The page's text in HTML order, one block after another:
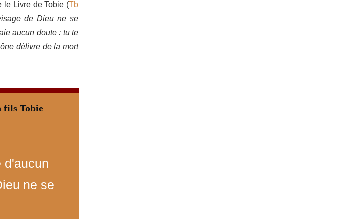
le Livre de Tobie (Tb
de Dieu ne se
aucun doute : tu te
délivre de la mort
fils Tobie
d'aucun
ne se